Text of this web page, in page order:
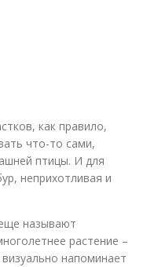
как правило,
что-то сами,
птицы. И для
неприхотливая и
называют
растение –
напоминает